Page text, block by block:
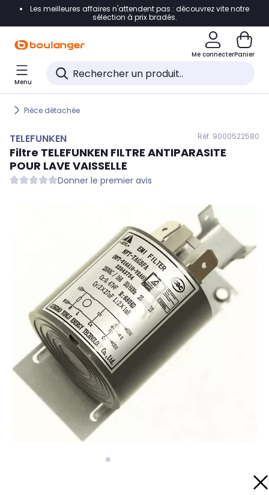
Accéder directement à la navigation
Accéder directement au pied de page
Accéder directement au chatbot
Les meilleures affaires n'attendent pas : découvrez vite notre
sélection à prix bradés.
Me connecterPanier
Menu
Pièce détachée
TELEFUNKEN Réf. 9000522580
Filtre TELEFUNKEN FILTRE ANTIPARASITE
POUR LAVE VAISSELLE
Donner le premier avis